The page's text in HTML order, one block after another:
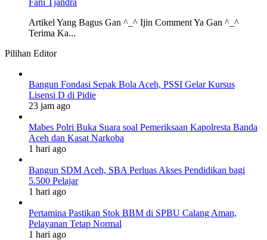
Fani Tjandra
Artikel Yang Bagus Gan ^_^ Ijin Comment Ya Gan ^_^
Terima Ka...
Pilihan Editor
Bangun Fondasi Sepak Bola Aceh, PSSI Gelar Kursus
Lisensi D di Pidie
23 jam ago
Mabes Polri Buka Suara soal Pemeriksaan Kapolresta Banda
Aceh dan Kasat Narkoba
1 hari ago
Bangun SDM Aceh, SBA Perluas Akses Pendidikan bagi
5.500 Pelajar
1 hari ago
Pertamina Pastikan Stok BBM di SPBU Calang Aman,
Pelayanan Tetap Normal
1 hari ago